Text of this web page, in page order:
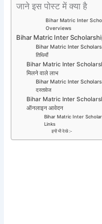
जाने इस पोस्ट में क्या है
Bihar Matric Inter
Overviews
Bihar Matric Inter
Bihar Matric Inter
तिथियाँ
Bihar Matric Inter
मिलने वाले लाभ
Bihar Matric Inter
दस्तावेज
Bihar Matric Inter
ऑनलाइन आवेदन
Bihar Matric Inter
Links
इन्हें भी देखे :-